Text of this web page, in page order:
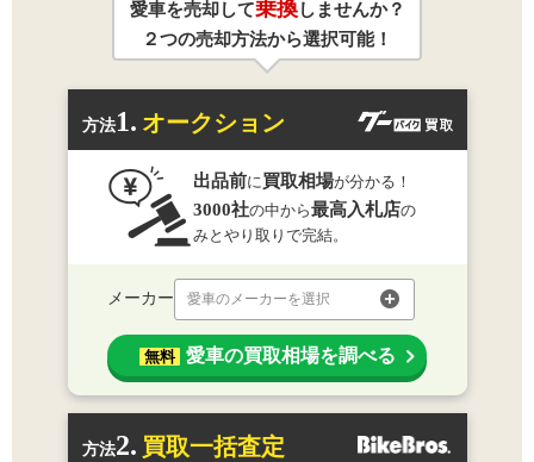
愛車を売却して乗換しませんか？
２つの売却方法から選択可能！
方法1. オークション
出品前に 買取相場が分かる！
3000社の中から最高入札店の
みとやり取りで完結。
メーカー 愛車のメーカーを選択
無料 愛車の買取相場を調べる
方法2. 買取一括査定